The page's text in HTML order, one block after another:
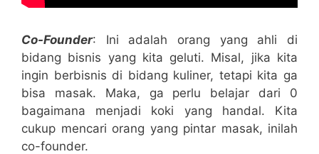
Co-Founder: Ini adalah orang yang ahli di
bidang bisnis yang kita geluti. Misal, jika kita
ingin berbisnis di bidang kuliner, tetapi kita ga
bisa masak. Maka, ga perlu belajar dari 0
bagaimana menjadi koki yang handal. Kita
cukup mencari orang yang pintar masak, inilah
co-founder.